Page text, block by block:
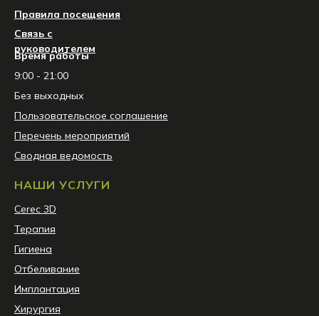
НАШИ УСЛУГИ
Сerec 3D
Терапия
Гигиена
Отбеливание
Имплантация
Хирургия
Правила посещения
Связь с
руководителем
Время работы
9:00 - 21:00
Без выходных
Пользовательское соглашение
Перечень мероприятий
Сводная ведомость